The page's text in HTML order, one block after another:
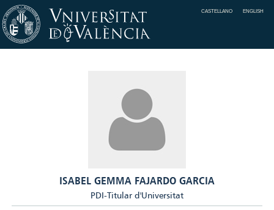
CASTELLANO ENGLISH
ISABEL GEMMA FAJARDO GARCIA
PDI-Titular d'Universitat